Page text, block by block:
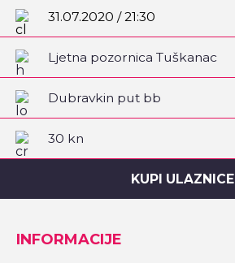
31.07.2020 / 21:30
Ljetna pozornica Tuškanac
Dubravkin put bb
30 kn
KUPI ULAZNICE
INFORMACIJE